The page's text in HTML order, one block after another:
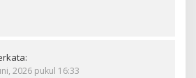
2026 pukul 16:33